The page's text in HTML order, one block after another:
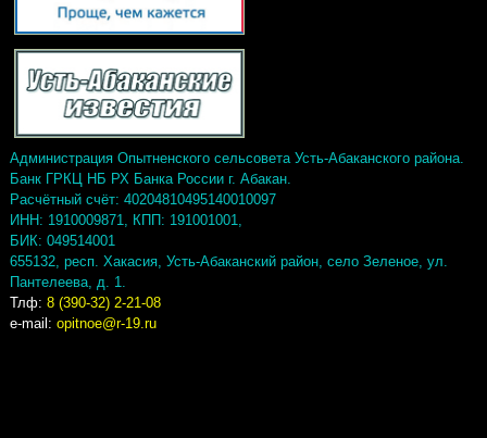
Администрация Опытненского сельсовета Усть-Абаканского района.
Банк ГРКЦ НБ РХ Банка России г. Абакан.
Расчётный счёт: 40204810495140010097
ИНН: 1910009871, КПП: 191001001,
БИК: 049514001
655132, респ. Хакасия, Усть-Абаканский район, село Зеленое, ул.
Пантелеева, д. 1.
Тлф: 8 (390-32) 2-21-08
e-mail: opitnoe@r-19.ru